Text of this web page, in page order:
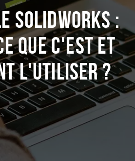
:
que c'est et
l'utiliser ?